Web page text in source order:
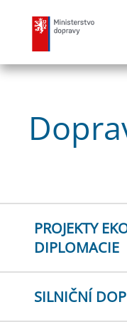
PROJEKTY
DIPLOMACIE
SILNIČNÍ